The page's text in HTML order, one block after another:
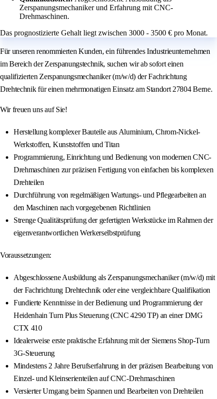
Zerspanungsmechaniker und Erfahrung mit CNC-
Drehmaschinen.
Das prognostizierte Gehalt liegt zwischen 3000 - 3500 € pro Monat.
Für unseren renommierten Kunden, ein führendes Industrieunternehmen
im Bereich der Zerspanungstechnik, suchen wir ab sofort einen
qualifizierten Zerspanungsmechaniker (m/w/d) der Fachrichtung
Drehtechnik für einen mehrmonatigen Einsatz am Standort 27804 Berne.
Wir freuen uns auf Sie!
Herstellung komplexer Bauteile aus Aluminium, Chrom-Nickel-
Werkstoffen, Kunststoffen und Titan
Programmierung, Einrichtung und Bedienung von modernen CNC-
Drehmaschinen zur präzisen Fertigung von einfachen bis komplexen
Drehteilen
Durchführung von regelmäßigen Wartungs- und Pflegearbeiten an
den Maschinen nach vorgegebenen Richtlinien
Strenge Qualitätsprüfung der gefertigten Werkstücke im Rahmen der
eigenverantwortlichen Werkerselbstprüfung
Voraussetzungen:
Abgeschlossene Ausbildung als Zerspanungsmechaniker (m/w/d) mit
der Fachrichtung Drehtechnik oder eine vergleichbare Qualifikation
Fundierte Kenntnisse in der Bedienung und Programmierung der
Heidenhain Turn Plus Steuerung (CNC 4290 TP) an einer DMG
CTX 410
Idealerweise erste praktische Erfahrung mit der Siemens Shop-Turn
3G-Steuerung
Mindestens 2 Jahre Berufserfahrung in der präzisen Bearbeitung von
Einzel- und Kleinserienteilen auf CNC-Drehmaschinen
Versierter Umgang beim Spannen und Bearbeiten von Drehteilen